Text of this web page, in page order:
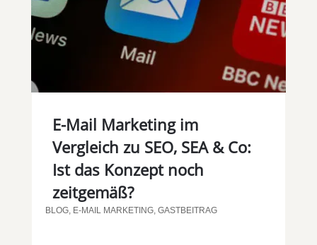
E-Mail Marketing im
Vergleich zu SEO, SEA & Co:
Ist das Konzept noch
zeitgemäß?
BLOG, E-MAIL MARKETING, GASTBEITRAG